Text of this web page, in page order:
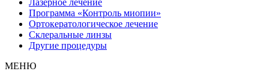
Программа «Контроль миопии»
Ортокератологическое лечение
Склеральные линзы
Другие процедуры
МЕНЮ